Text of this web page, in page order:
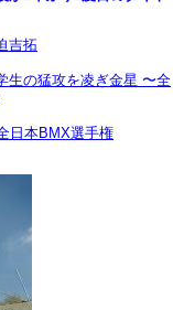
吉拓
生の猛攻を凌ぎ金星 〜全
日本BMX選手権